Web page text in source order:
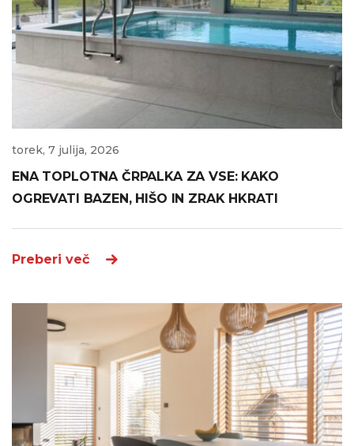
torek, 7 julija, 2026
ENA TOPLOTNA ČRPALKA ZA VSE: KAKO
OGREVATI BAZEN, HIŠO IN ZRAK HKRATI
Preberi več